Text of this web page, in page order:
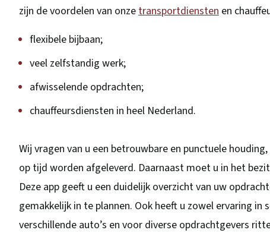
zijn de voordelen van onzetransportdiensten en
flexibele bijbaan;
veel zelfstandig werk;
afwisselende opdrachten;
chauffeursdiensten in heel Nederland.
Wij vragen van u een betrouwbare en punctuele
op tijd worden afgeleverd. Daarnaast moet u in het
Deze app geeft u een duidelijk overzicht van uw
gemakkelijk in te plannen. Ook heeft u zowel ervaring
verschillende auto’s en voor diverse opdrachtgevers